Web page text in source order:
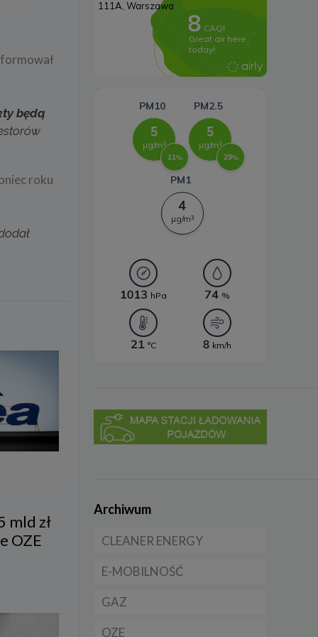
będą
roku
mld zł
OZE
Systemy magazynowania
Archiwum
CLEANER ENERGY
Dla domu
Dla firmy
Dla samorządu
E-MOBILNOŚĆ
Samochody elektryczne
GAZ
CNG
OZE